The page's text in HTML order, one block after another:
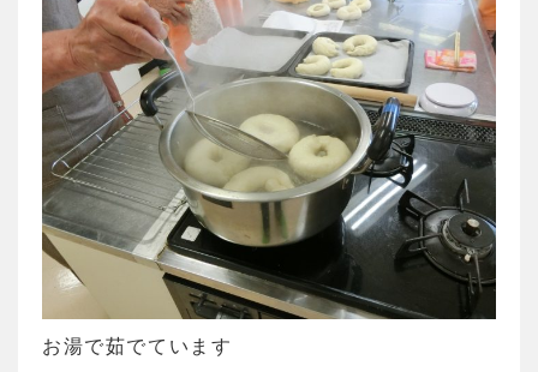
お湯で茹でています